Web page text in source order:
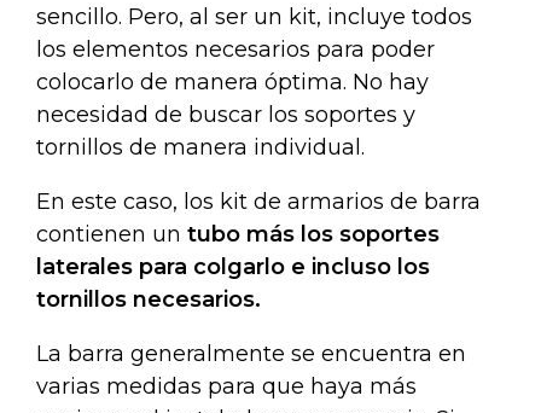
sencillo. Pero, al ser un kit, incluye todos
los elementos necesarios para poder
colocarlo de manera óptima. No hay
necesidad de buscar los soportes y
tornillos de manera individual.
En este caso, los kit de armarios de barra
contienen un tubo más los soportes
laterales para colgarlo e incluso los
tornillos necesarios.
La barra generalmente se encuentra en
varias medidas para que haya más